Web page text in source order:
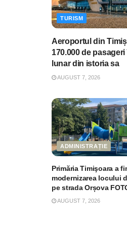
TURISM
Aeroportul din
170.000 de
lunar din istoria sa
AUGUST 7, 2026
ADMINISTRAȚIE
Primăria Timişoara a
modernizarea locului
pe strada Orșova
AUGUST 7, 2026